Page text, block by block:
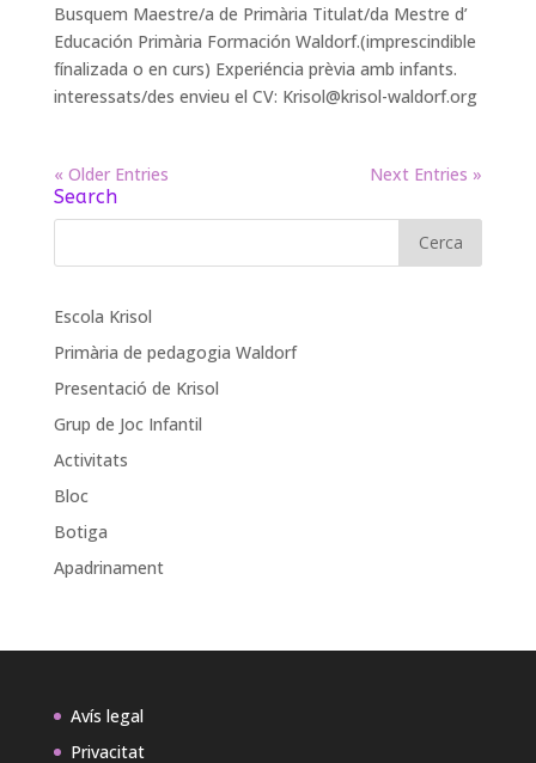
Busquem Maestre/a de Primària Titulat/da Mestre d’
Educación Primària Formación Waldorf.(imprescindible
fínalizada o en curs) Experiéncia prèvia amb infants.
interessats/des envieu el CV: Krisol@krisol-waldorf.org
« Older Entries
Next Entries »
Search
Escola Krisol
Primària de pedagogia Waldorf
Presentació de Krisol
Grup de Joc Infantil
Activitats
Bloc
Botiga
Apadrinament
Avís legal
Privacitat